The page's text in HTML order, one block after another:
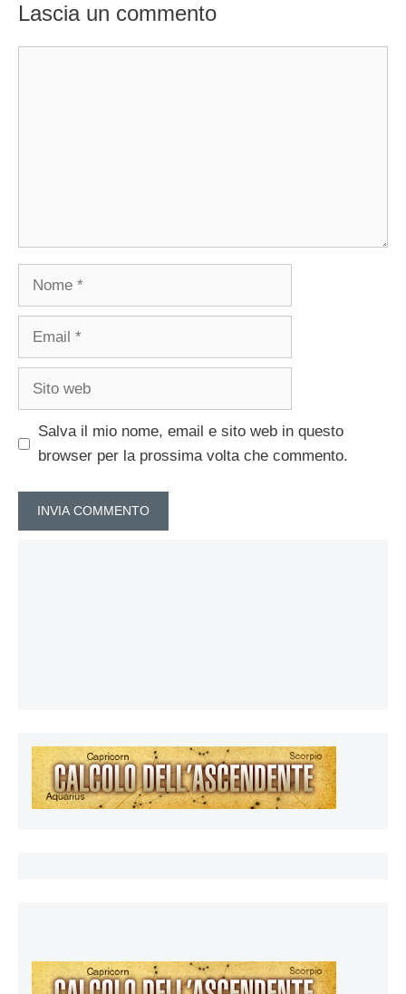
Lascia un commento
Nome
Email
Sito
Salva il mio nome, email e sito web in questo
browser per la prossima volta che commento.